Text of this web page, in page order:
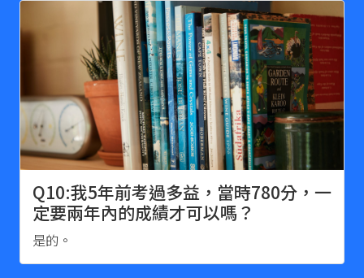
Q10:我5年前考過多益，當時780分，一
定要兩年內的成績才可以嗎？
是的。